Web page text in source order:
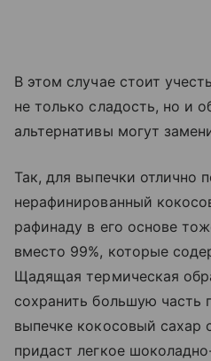
В этом случае стоит
не только сладость, но и
альтернативы могут
Так, для выпечки отлично
нерафинированный
рафинаду в его основе
вместо 99%, которые
Щадящая термическая
сохранить большую часть
выпечке кокосовый сахар
придаст легкое